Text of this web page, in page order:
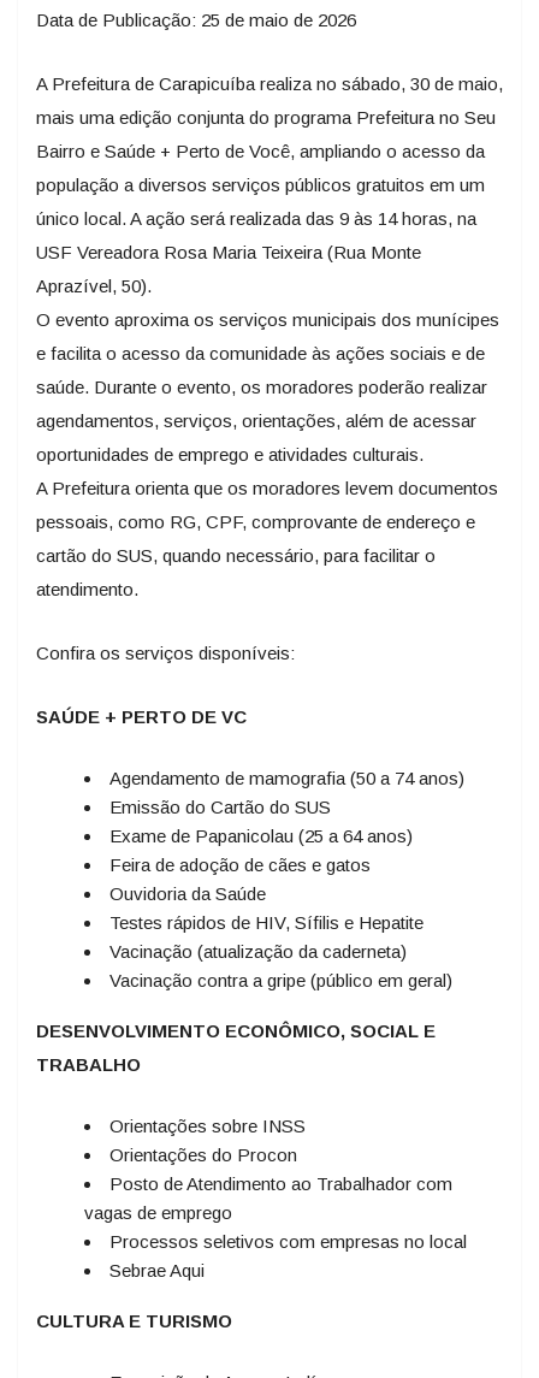
Data de Publicação: 25 de maio de 2026
A Prefeitura de Carapicuíba realiza no sábado, 30 de maio,
mais uma edição conjunta do programa Prefeitura no Seu
Bairro e Saúde + Perto de Você, ampliando o acesso da
população a diversos serviços públicos gratuitos em um
único local. A ação será realizada das 9 às 14 horas, na
USF Vereadora Rosa Maria Teixeira (Rua Monte
Aprazível, 50).
O evento aproxima os serviços municipais dos munícipes
e facilita o acesso da comunidade às ações sociais e de
saúde. Durante o evento, os moradores poderão realizar
agendamentos, serviços, orientações, além de acessar
oportunidades de emprego e atividades culturais.
A Prefeitura orienta que os moradores levem documentos
pessoais, como RG, CPF, comprovante de endereço e
cartão do SUS, quando necessário, para facilitar o
atendimento.
Confira os serviços disponíveis:
SAÚDE + PERTO DE VC
Agendamento de mamografia (50 a 74 anos)
Emissão do Cartão do SUS
Exame de Papanicolau (25 a 64 anos)
Feira de adoção de cães e gatos
Ouvidoria da Saúde
Testes rápidos de HIV, Sífilis e Hepatite
Vacinação (atualização da caderneta)
Vacinação contra a gripe (público em geral)
DESENVOLVIMENTO ECONÔMICO, SOCIAL E
TRABALHO
Orientações sobre INSS
Orientações do Procon
Posto de Atendimento ao Trabalhador com
vagas de emprego
Processos seletivos com empresas no local
Sebrae Aqui
CULTURA E TURISMO